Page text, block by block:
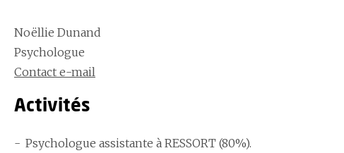
Noëllie Dunand
Psychologue
Contact e-mail
Activités
Psychologue assistante à RESSORT (80%).